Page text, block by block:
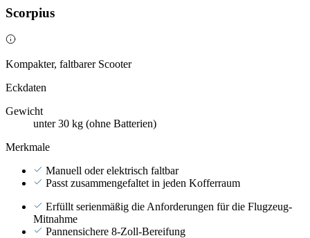
Scorpius
Kompakter, faltbarer Scooter
Eckdaten
Gewicht
unter 30 kg (ohne Batterien)
Merkmale
Manuell oder elektrisch faltbar
Passt zusammengefaltet in jeden Kofferraum
Erfüllt serienmäßig die Anforderungen für die Flugzeug-
Mitnahme
Pannensichere 8-Zoll-Bereifung